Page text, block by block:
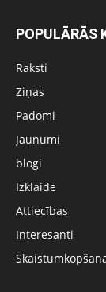
POPULĀRĀS
Raksti
Ziņas
Padomi
Jaunumi
blogi
Izklaide
Attiecības
Interesanti